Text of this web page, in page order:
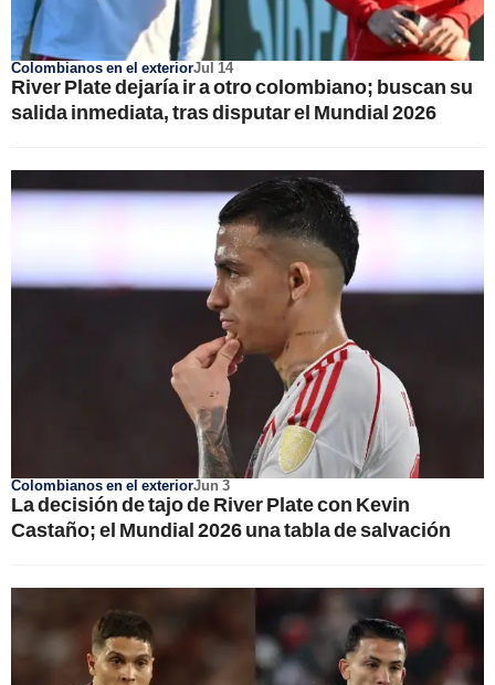
Colombianos en el exteriorJul 14
River Plate dejaría ir a otro colombiano; buscan su
salida inmediata, tras disputar el Mundial 2026
Colombianos en el exteriorJun 3
La decisión de tajo de River Plate con Kevin
Castaño; el Mundial 2026 una tabla de salvación